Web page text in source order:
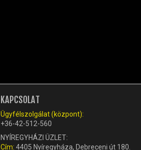
KAPCSOLAT
Ügyfélszolgálat (központ):
+36-42-512-560
NYÍREGYHÁZI ÜZLET:
Cím: 4405 Nyíregyháza, Debreceni út 180.